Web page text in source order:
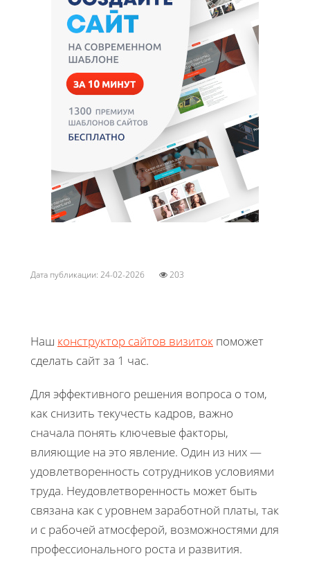
Дата публикации: 24-02-2026 203
Наш конструктор сайтов визиток поможет
сделать сайт за 1 час.
Для эффективного решения вопроса о том,
как снизить текучесть кадров, важно
сначала понять ключевые факторы,
влияющие на это явление. Один из них —
удовлетворенность сотрудников условиями
труда. Неудовлетворенность может быть
связана как с уровнем заработной платы, так
и с рабочей атмосферой, возможностями для
профессионального роста и развития.